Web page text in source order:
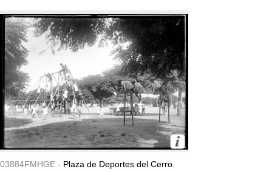
03884FMHGE - Plaza de Deportes del Cerro.